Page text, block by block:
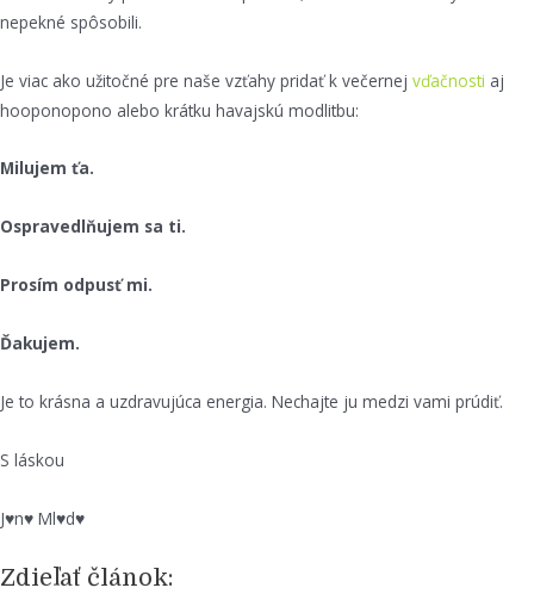
nepekné spôsobili.
Je viac ako užitočné pre naše vzťahy pridať k večernej vďačnosti aj
hooponopono alebo krátku havajskú modlitbu:
Milujem ťa.
Ospravedlňujem sa ti.
Prosím odpusť mi.
Ďakujem.
Je to krásna a uzdravujúca energia. Nechajte ju medzi vami prúdiť.
S láskou
J♥n♥ Ml♥d♥
Zdieľať článok: